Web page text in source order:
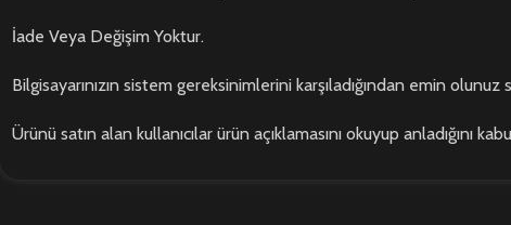
İade Veya Değişim Yoktur.
Bilgisayarınızın sistem gereksinimlerini karşıladığından emin
Ürünü satın alan kullanıcılar ürün açıklamasını okuyup anladığını